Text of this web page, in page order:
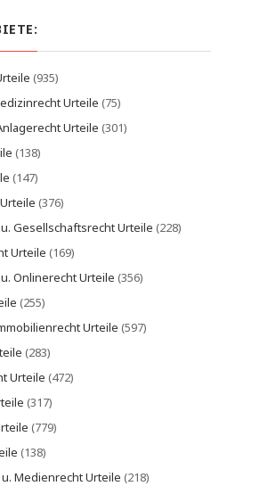
(935)
Urteile (75)
Urteile (301)
(138)
(147)
(376)
Gesellschaftsrecht Urteile (228)
Urteile (169)
Onlinerecht Urteile (356)
(255)
Urteile (597)
(283)
Urteile (472)
(317)
(779)
(138)
Medienrecht Urteile (218)